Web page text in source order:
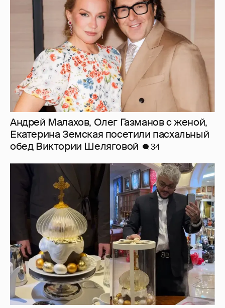
Андрей Малахов, Олег Газманов с женой,
Екатерина Земская посетили пасхальный
обед Виктории Шеляговой
34